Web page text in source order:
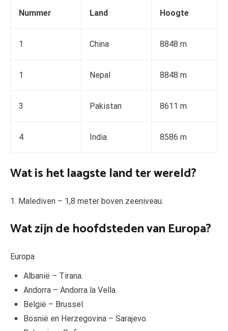
Nummer Land Hoogte
1 China 8848 m
1 Nepal 8848 m
3 Pakistan 8611 m
4 India 8586 m
Wat is het laagste land ter wereld?
1. Malediven – 1,8 meter boven zeeniveau.
Wat zijn de hoofdsteden van Europa?
Europa
Albanië – Tirana.
Andorra – Andorra la Vella.
België – Brussel.
Bosnië en Herzegovina – Sarajevo.